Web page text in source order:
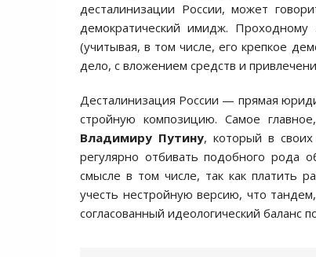
десталинизации России, может
демократический имидж.
(учитывая, в том числе, его крепкое
дело, с вложением средств и
Десталинизация России — прямая
стройную композицию. Самое
Владимиру Путину, который в своих
регулярно отбивать подобного
смысле в том числе, так как платить
учесть нестройную версию, что
согласованный идеологический